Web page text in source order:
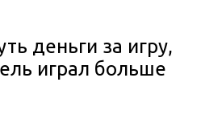
деньги за игру,
играл больше